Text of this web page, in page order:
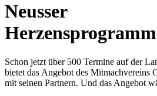
Neusser
Herzensprogramm
Schon jetzt über 500 Termine auf der
bietet das Angebot des
mit seinen Partnern. Und das Angebot